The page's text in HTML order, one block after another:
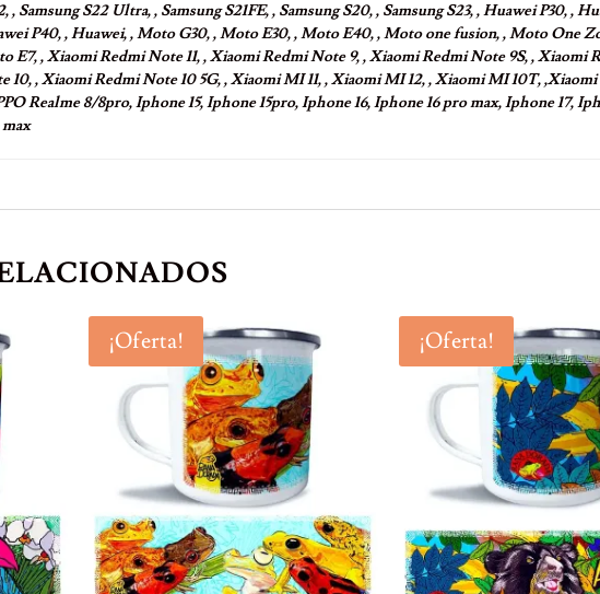
, Samsung S22 Ultra, , Samsung S21FE, , Samsung S20, , Samsung S23, , Huawei P30, ,
P40, , Huawei, , Moto G30, , Moto E30, , Moto E40, , Moto one fusion, , Moto One
E7, , Xiaomi Redmi Note 11, , Xiaomi Redmi Note 9, , Xiaomi Redmi Note 9S, , Xiaomi
10, , Xiaomi Redmi Note 10 5G, , Xiaomi MI 11, , Xiaomi MI 12, , Xiaomi MI 10T,
Realme 8/8pro, Iphone 15, Iphone 15pro, Iphone 16, Iphone 16 pro max, Iphone 17,
¡Oferta! ¡Oferta!